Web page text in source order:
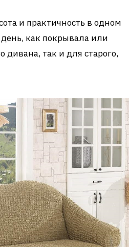
и практичность в одном
как покрывала или
так и для старого,